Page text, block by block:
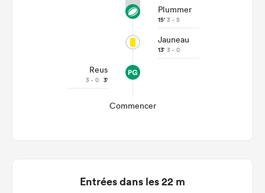
Plummer
15' 3 - 5
Jauneau
13' 3 - 0
Reus
3 - 0 3'
Commencer
Entrées dans les 22 m